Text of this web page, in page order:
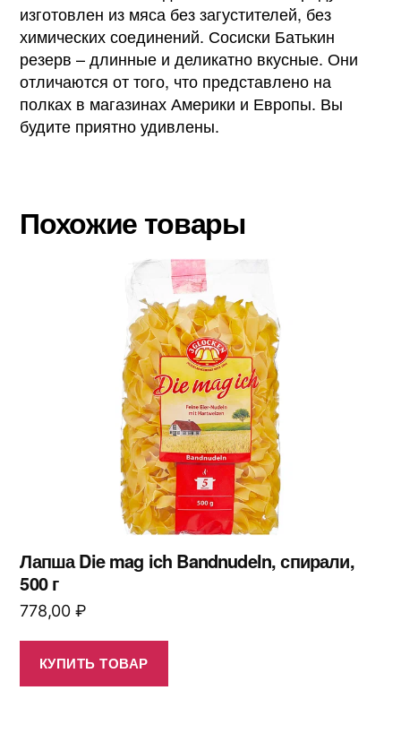
изготовлен из мяса без загустителей, без
химических соединений. Сосиски Батькин
резерв – длинные и деликатно вкусные. Они
отличаются от того, что представлено на
полках в магазинах Америки и Европы. Вы
будите приятно удивлены.
Похожие товары
Лапша Die mag ich Bandnudeln, спирали,
500 г
778,00 ₽
КУПИТЬ ТОВАР